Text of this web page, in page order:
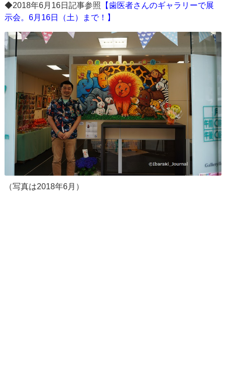
◆2018年6月16日記事参照
【歯医者さんのギャラリーで展
示会。6月16日（土）まで！】
（写真は2018年6月）